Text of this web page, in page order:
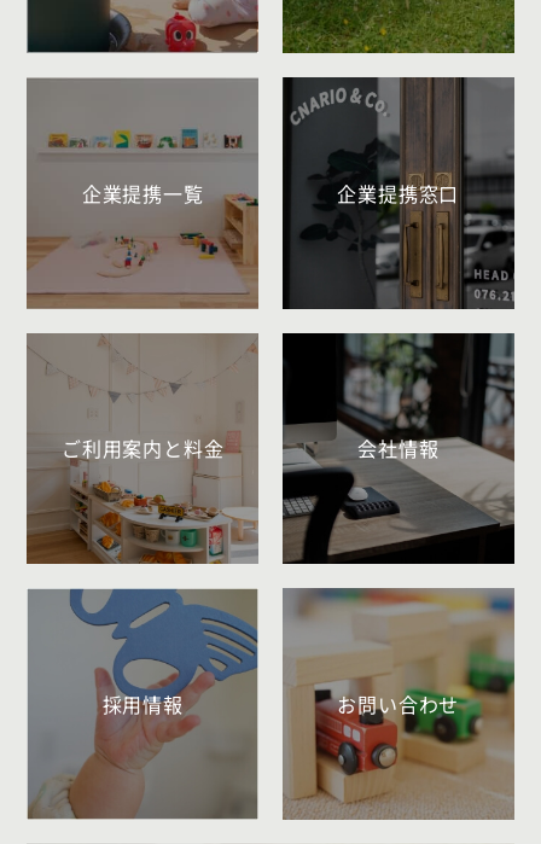
企業提携一覧 企業提携窓口
ご利用案内と料金 会社情報
採用情報 お問い合わせ